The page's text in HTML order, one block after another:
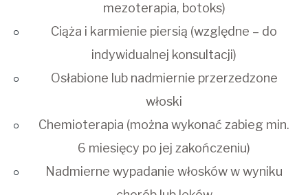
mezoterapia, botoks)
Ciąża i karmienie piersią (względne – do
indywidualnej konsultacji)
Osłabione lub nadmiernie przerzedzone
włoski
Chemioterapia (można wykonać zabieg min.
6 miesięcy po jej zakończeniu)
Nadmierne wypadanie włosków w wyniku